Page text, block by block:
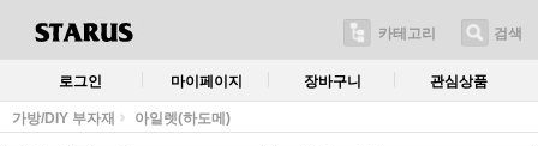
카테고리 검색
로그인 마이페이지 장바구니 관심상품
가방/DIY 부자재 아일렛(하도메)